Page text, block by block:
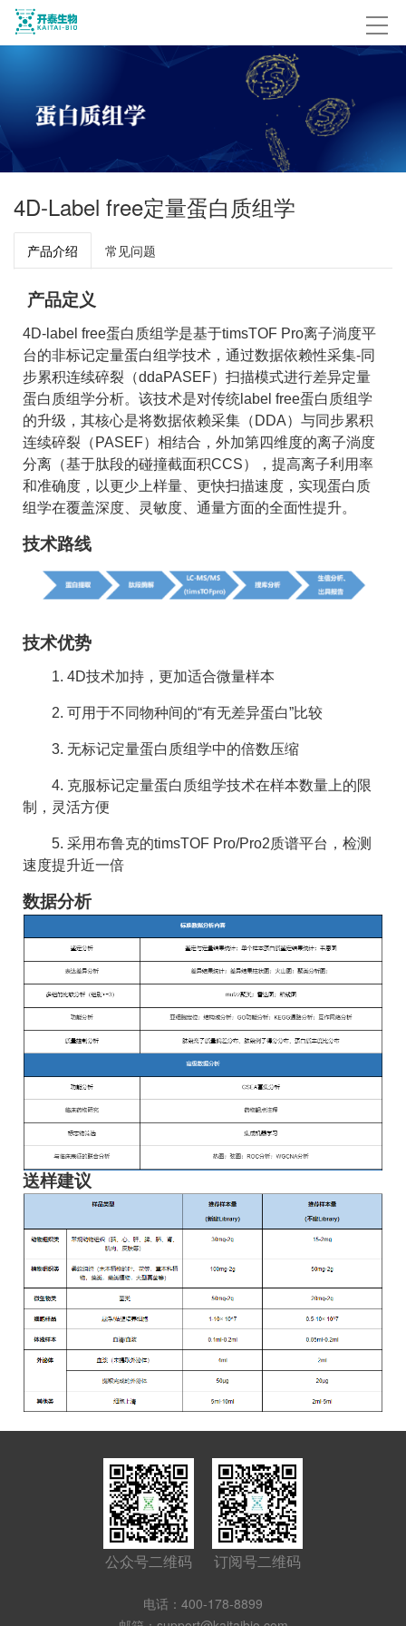
4D-Label free定量蛋白质组学
产品介绍 常见问题
产品定义
4D-label free蛋白质组学是基于timsTOF Pro离子淌度平
台的非标记定量蛋白组学技术，通过数据依赖性采集-同
步累积连续碎裂（ddaPASEF）扫描模式进行差异定量
蛋白质组学分析。该技术是对传统label free蛋白质组学
的升级，其核心是将数据依赖采集（DDA）与同步累积
连续碎裂（PASEF）相结合，外加第四维度的离子淌度
分离（基于肽段的碰撞截面积CCS），提高离子利用率
和准确度，以更少上样量、更快扫描速度，实现蛋白质
组学在覆盖深度、灵敏度、通量方面的全面性提升。
技术路线
技术优势
1. 4D技术加持，更加适合微量样本
2. 可用于不同物种间的“有无差异蛋白”比较
3. 无标记定量蛋白质组学中的倍数压缩
4. 克服标记定量蛋白质组学技术在样本数量上的限
制，灵活方便
5. 采用布鲁克的timsTOF Pro/Pro2质谱平台，检测
速度提升近一倍
数据分析
送样建议
公众号二维码 订阅号二维码
电话：400-178-8899